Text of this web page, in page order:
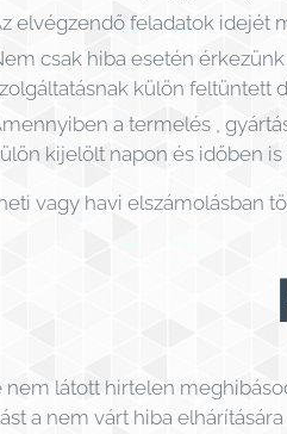
elvégzendő feladatok idejét
csak hiba esetén
külön feltüntett
a termelés ,
kijelölt napon és időben
vagy havi elszámolásban
nem látott hirtelen
a nem várt hiba